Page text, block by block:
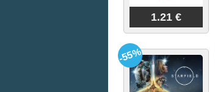
1.21 €
-55%